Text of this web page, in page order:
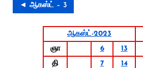
◄ ஆகஸ்ட் – 3
ஆகஸ்ட்-2023
ஞா
6 13
தி
7 14